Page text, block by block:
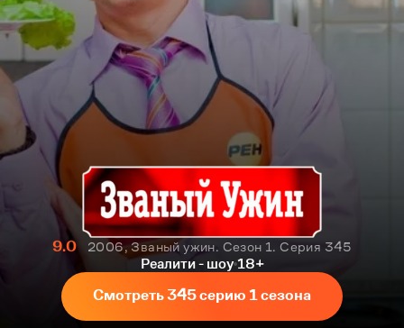
9.0
2006, Званый ужин. Сезон 1. Серия 345
Реалити - шоу 18+
Смотреть 345 серию 1 сезона